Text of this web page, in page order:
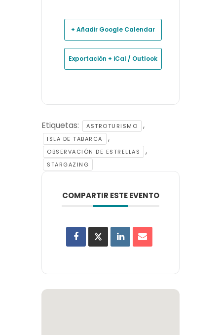
+ Añadir Google Calendar
Exportación + iCal / Outlook
Etiquetas: ASTROTURISMO ,
ISLA DE TABARCA ,
OBSERVACIÓN DE ESTRELLAS ,
STARGAZING
COMPARTIR ESTE EVENTO